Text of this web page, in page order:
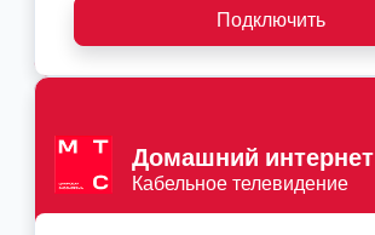
Подключить
Домашний интернет
Кабельное телевидение